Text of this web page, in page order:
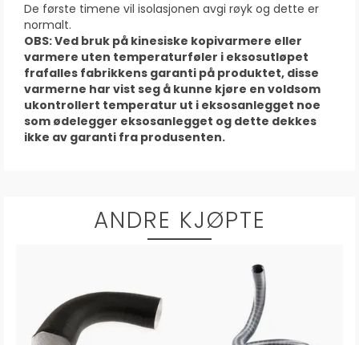
De første timene vil isolasjonen avgi røyk og dette er
normalt.
OBS: Ved bruk på kinesiske kopivarmere eller
varmere uten temperaturføler i eksosutløpet
frafalles fabrikkens garanti på produktet, disse
varmerne har vist seg å kunne kjøre en voldsom
ukontrollert temperatur ut i eksosanlegget noe
som ødelegger eksosanlegget og dette dekkes
ikke av garanti fra produsenten.
ANDRE KJØPTE